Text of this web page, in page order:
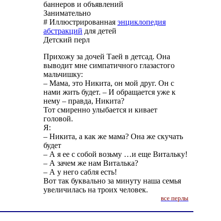
баннеров и объявлений
Занимательно
# Иллюстрированная энциклопедия
абстракций для детей
Детский перл
Прихожу за дочей Таей в детсад. Она
выводит мне симпатичного глазастого
мальчишку:
– Мама, это Никита, он мой друг. Он с
нами жить будет. – И обращается уже к
нему – правда, Никита?
Тот смиренно улыбается и кивает
головой.
Я:
– Никита, а как же мама? Она же скучать
будет
– А я ее с собой возьму …и еще Витальку!
– А зачем же нам Виталька?
– А у него сабля есть!
Вот так буквально за минуту наша семья
увеличилась на троих человек.
все перлы